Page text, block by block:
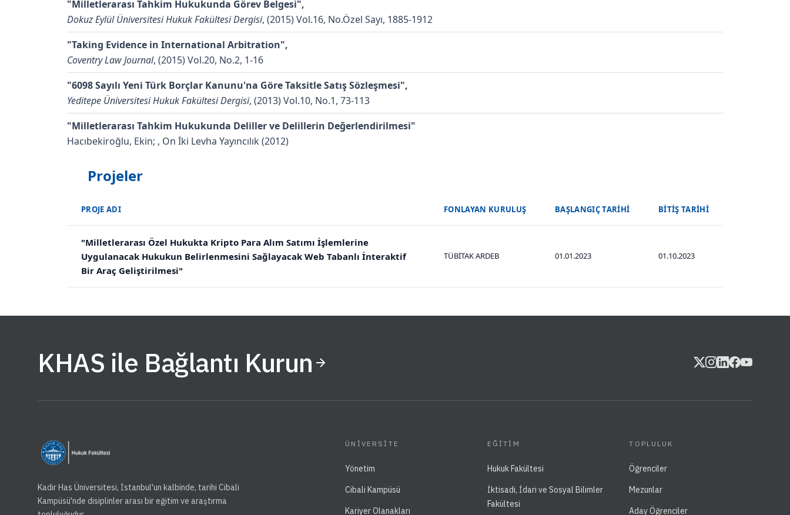
"Milletlerarası Tahkim Hukukunda Görev Belgesi",
Dokuz Eylül Üniversitesi Hukuk Fakültesi Dergisi, (2015) Vol.16, No.Özel Sayı, 1885-1912
"Taking Evidence in International Arbitration",
Coventry Law Journal, (2015) Vol.20, No.2, 1-16
"6098 Sayılı Yeni Türk Borçlar Kanunu'na Göre Taksitle Satış Sözleşmesi",
Yeditepe Üniversitesi Hukuk Fakültesi Dergisi, (2013) Vol.10, No.1, 73-113
"Milletlerarası Tahkim Hukukunda Deliller ve Delillerin Değerlendirilmesi"
Hacıbekiroğlu, Ekin; , On İki Levha Yayıncılık (2012)
Projeler
PROJE ADI FONLAYAN KURULUŞ BAŞLANGIÇ TARIHI BITIŞ TARIHI
"Milletlerarası Özel Hukukta Kripto Para Alım Satımı İşlemlerine
Uygulanacak Hukukun Belirlenmesini Sağlayacak Web Tabanlı İnteraktif
Bir Araç Geliştirilmesi"
TÜBİTAK ARDEB 01.01.2023 01.10.2023
KHAS ile Bağlantı Kurun
Kadir Has Üniversitesi, İstanbul'un kalbinde, tarihi Cibali
Kampüsü'nde disiplinler arası bir eğitim ve araştırma
ÜNIVERSITE
Yönetim
Cibali Kampüsü
Kariyer Olanakları
EĞITIM
Hukuk Fakültesi
İktisadi, İdari ve Sosyal Bilimler
Fakültesi
TOPLULUK
Öğrenciler
Mezunlar
Aday Öğrenciler